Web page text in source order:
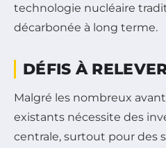
technologie nucléaire
décarbonée à long terme.
DÉFIS À
Malgré les nombreux
existants nécessite des
centrale, surtout pour des